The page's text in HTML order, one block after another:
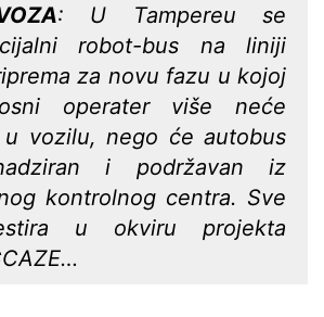
: U Tampereu se
robot-bus na liniji
za novu fazu u kojoj
operater više neće
vozilu, nego će autobus
i podržavan iz
kontrolnog centra. Sve
u okviru projekta